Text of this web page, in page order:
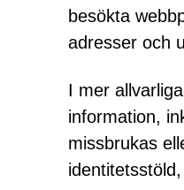
besökta
adresser och
I mer
information,
missbrukas